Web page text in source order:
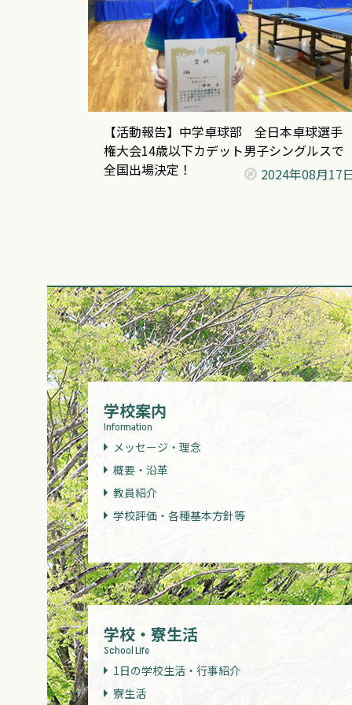
【活動報告】中学卓球部 全日本卓球選手
権大会14歳以下カデット男子シングルスで
全国出場決定！
2024年08月17
学校案内
Information
メッセージ・理念
概要・沿革
教員紹介
学校評価・各種基本方針等
学校・寮生活
School Life
1日の学校生活・行事紹介
寮生活